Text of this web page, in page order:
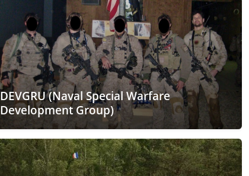
DEVGRU (Naval Special Warfare
Development Group)